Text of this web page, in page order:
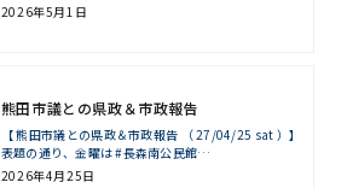
2026年5月1日
熊田市議との県政＆市政報告
【 熊田市議との県政＆市政報告 （ 27/04/25 sat ）】
表題の通り、金曜は #長森南公民館…
2026年4月25日